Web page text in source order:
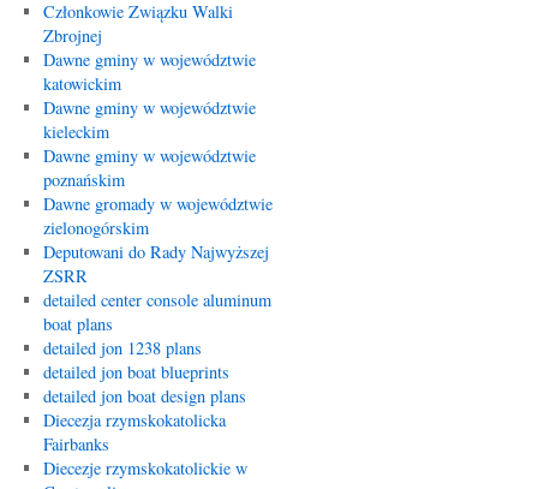
Członkowie Związku Walki
Zbrojnej
Dawne gminy w województwie
katowickim
Dawne gminy w województwie
kieleckim
Dawne gminy w województwie
poznańskim
Dawne gromady w województwie
zielonogórskim
Deputowani do Rady Najwyższej
ZSRR
detailed center console aluminum
boat plans
detailed jon 1238 plans
detailed jon boat blueprints
detailed jon boat design plans
Diecezja rzymskokatolicka
Fairbanks
Diecezje rzymskokatolickie w